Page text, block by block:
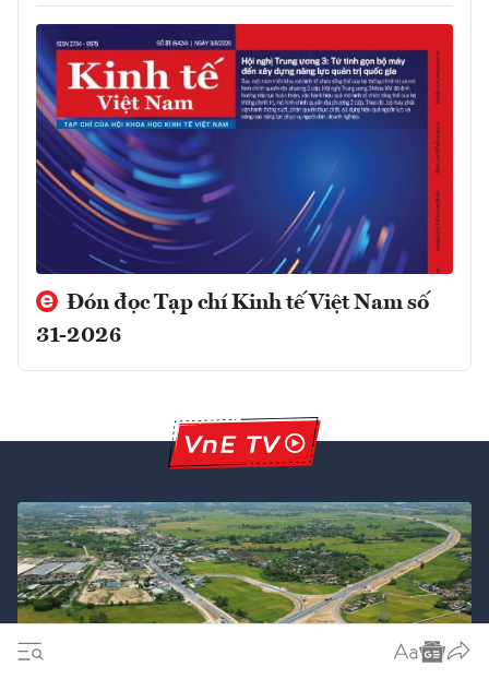
Đón đọc Tạp chí Kinh tế Việt Nam số
31-2026